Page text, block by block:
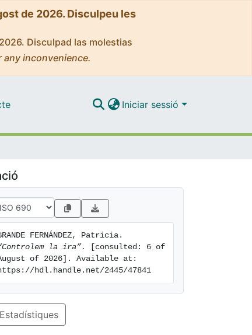
de 2026. Disculpeu les
Disculpad las molestias
inconvenience.
Iniciar sessió
la ira”.
[consulted: 6 of
of 2026]. Available at:
hdl.handle.net/2445/47841
Estadístiques